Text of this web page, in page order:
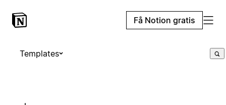
Få Notion gratis
Templates